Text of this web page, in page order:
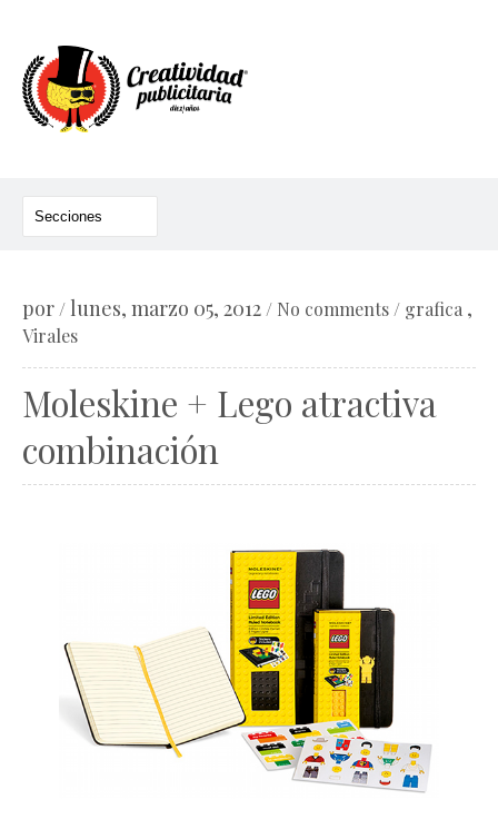
por /lunes, marzo 05, 2012 / No comments / grafica ,
Virales
Moleskine + Lego atractiva
combinación